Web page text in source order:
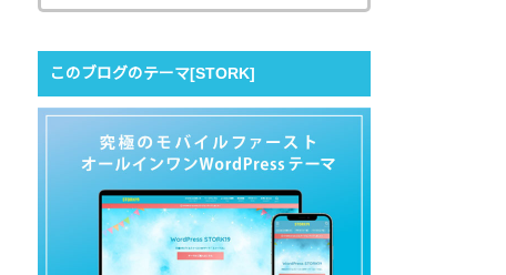
このブログのテーマ[STORK]